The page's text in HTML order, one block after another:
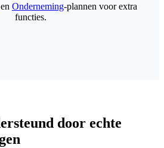
Onderneming-plannen voor extra
functies.
door echte